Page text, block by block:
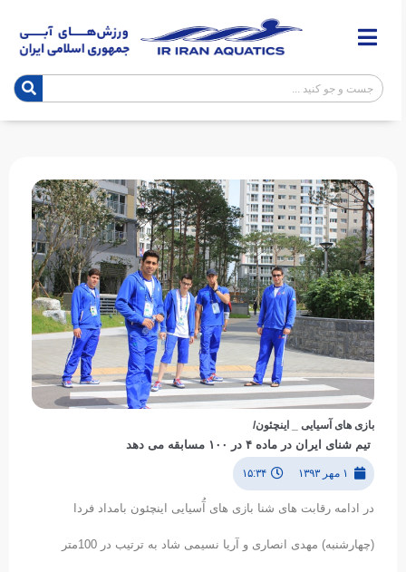
بازی های آسیایی _ اینچئون/
تیم شنای ایران در ماده ۴ در ۱۰۰ مسابقه می دهد
۱۵:۳۴
در ادامه رقابت های شنا بازی های آُسیایی اینچئون بامداد فردا
(چهارشنبه) مهدی انصاری و آریا نسیمی شاد به ترتیب در 100متر